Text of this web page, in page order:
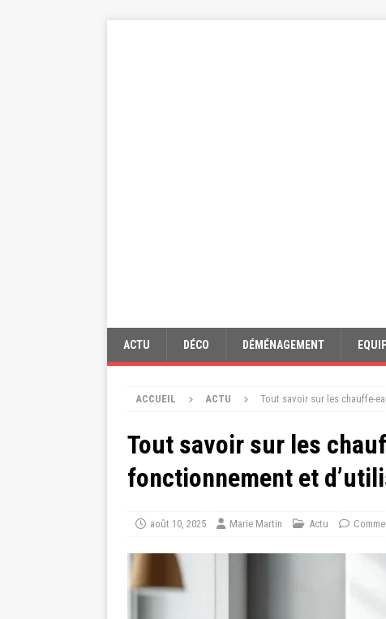
ACTU DÉCO DÉMÉNAGEMENT
ACCUEIL ACTU Tout savoir sur les chauffe-
Tout savoir sur les
fonctionnement et
août 10, 2025 Marie Martin Actu